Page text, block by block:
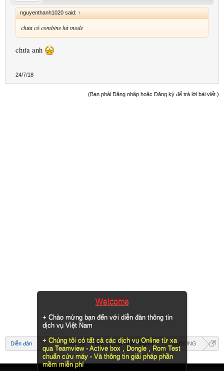
Welcome
+ Chào mừng bạn đến với diễn đàn thông tin
dịch vụ Việt Nam
+ Chúng tôi có tất cả các dịch vụ Online từ xa
qua Teamview - Active box , Dongle , Rom Test
chuẩn cứu máy - Và thông tin giải pháp phần
mềm miễn phí
nguyenthanh1020 said: ↑
chưa có combine hả mode
chưa anh
24/7/18
(Bạn phải Đăng nhập hoặc Đăng ký để trả lời bài viết.)
Diễn đàn ... CHIA SẺ - THẢO LUẬN SOFTWARE SAMSUNG